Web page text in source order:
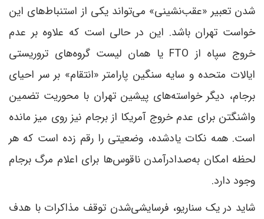
شدن تعبیر «عقب‌نشینی» می‌تواند یکی از استنباط‌های این
خواست تهران باشد. این در حالی است که علاوه بر عدم
خروج سپاه از FTO یا همان لیست گروه‌های تروریستی
ایالات متحده و سایه سنگین پارامتر «انتقام» بر سر احیای
برجام، دیگر خواسته‌های پیشین تهران با محوریت تضمین
واشنگتن برای عدم خروج آمریکا از برجام نیز روی میز مانده
است. همه نکات یادشده، وضعیتی را رقم زده است که هر
لحظه امکان به‌صدادرآمدن ناقوس‌ها برای اعلام مرگ برجام
وجود دارد.
شاید در یک سناریو، فرسایشی‌شدن توقف مذاکرات با هدف